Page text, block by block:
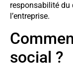
responsabilité du
l’entreprise.
social ?